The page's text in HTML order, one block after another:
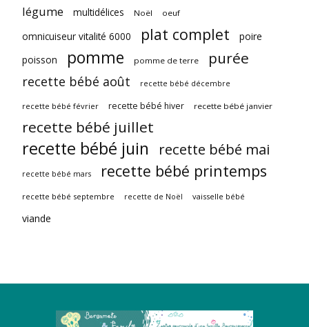
légume multidélices Noël oeuf
omnicuiseur vitalité 6000 plat complet
poire
poisson
pomme pomme de terre purée
recette bébé août recette bébé décembre
recette bébé février recette bébé hiver recette bébé janvier
recette bébé juillet
recette bébé juin recette bébé mai
recette bébé mars recette bébé printemps
recette bébé septembre recette de Noël vaisselle bébé
viande